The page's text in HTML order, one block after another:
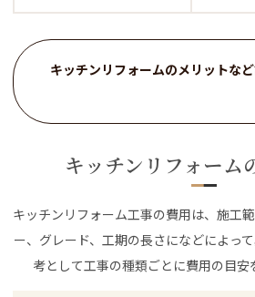
キッチンリフォームのメリットな
キッチンリフォーム
キッチンリフォーム工事の費用は、施工
ー、グレード、工期の長さになどによっ
考として工事の種類ごとに費用の目安